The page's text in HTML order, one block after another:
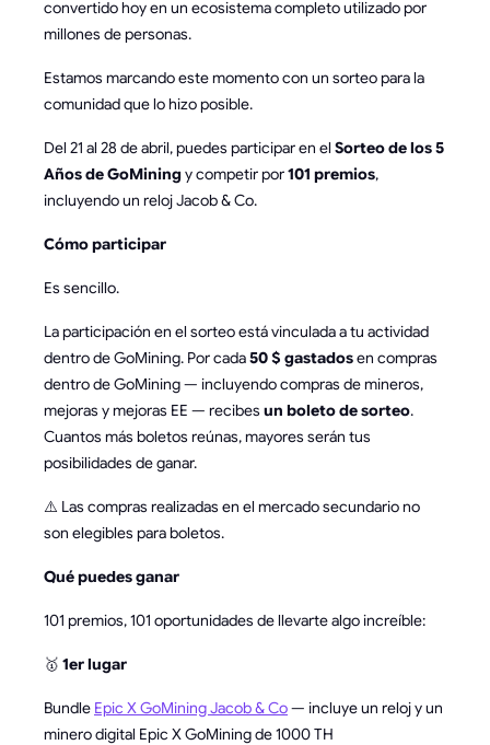
convertido hoy en un ecosistema completo utilizado por
millones de personas.
Estamos marcando este momento con un sorteo para la
comunidad que lo hizo posible.
Del 21 al 28 de abril, puedes participar en el Sorteo de los 5
Años de GoMiningy competir por101 premios,
incluyendo un reloj Jacob & Co.
Cómo participar
Es sencillo.
La participación en el sorteo está vinculada a tu actividad
dentro de GoMining. Por cada50 $ gastadosen compras
dentro de GoMining — incluyendo compras de mineros,
mejoras y mejoras EE — recibes un boleto de sorteo.
Cuantos más boletos reúnas, mayores serán tus
posibilidades de ganar.
⚠️ Las compras realizadas en el mercado secundario no
son elegibles para boletos.
Qué puedes ganar
101 premios, 101 oportunidades de llevarte algo increíble:
🥇 1er lugar
Bundle Epic X GoMining Jacob & Co— incluye un reloj y un
minero digital Epic X GoMining de 1000 TH